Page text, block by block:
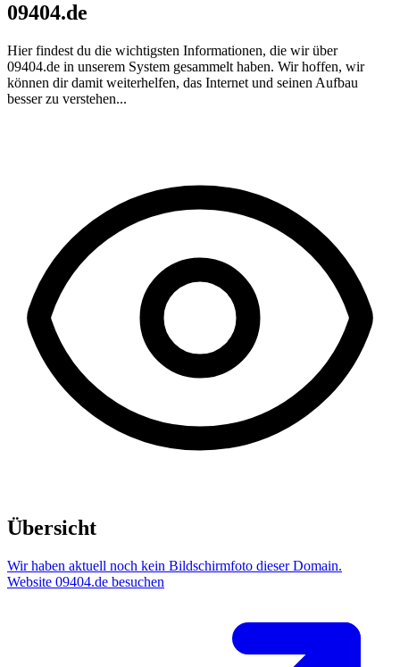
09404.de
Hier findest du die wichtigsten Informationen, die wir über
09404.de in unserem System gesammelt haben. Wir hoffen, wir
können dir damit weiterhelfen, das Internet und seinen Aufbau
besser zu verstehen...
Übersicht
Wir haben aktuell noch kein Bildschirmfoto dieser Domain.
Website 09404.de besuchen